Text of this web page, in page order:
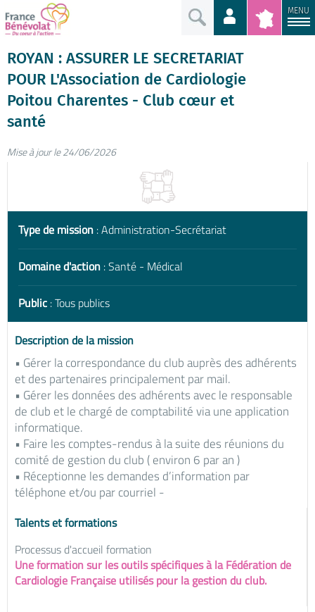
MENU
ROYAN : ASSURER LE SECRETARIAT
POUR L'Association de Cardiologie
Poitou Charentes - Club cœur et
santé
Mise à jour le 24/06/2026
Type de mission : Administration-Secrétariat
Domaine d'action : Santé - Médical
Public : Tous publics
Description de la mission
• Gérer la correspondance du club auprès des adhérents
et des partenaires principalement par mail.
• Gérer les données des adhérents avec le responsable
de club et le chargé de comptabilité via une application
informatique.
• Faire les comptes-rendus à la suite des réunions du
comité de gestion du club ( environ 6 par an )
• Réceptionne les demandes d’information par
téléphone et/ou par courriel -
Talents et formations
Processus d'accueil formation
Une formation sur les outils spécifiques à la Fédération de
Cardiologie Française utilisés pour la gestion du club.